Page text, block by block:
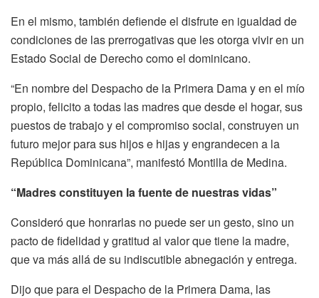
En el mismo, también defiende el disfrute en igualdad de
condiciones de las prerrogativas que les otorga vivir en un
Estado Social de Derecho como el dominicano.
“En nombre del Despacho de la Primera Dama y en el mío
propio, felicito a todas las madres que desde el hogar, sus
puestos de trabajo y el compromiso social, construyen un
futuro mejor para sus hijos e hijas y engrandecen a la
República Dominicana”, manifestó Montilla de Medina.
“Madres constituyen la fuente de nuestras vidas”
Consideró que honrarlas no puede ser un gesto, sino un
pacto de fidelidad y gratitud al valor que tiene la madre,
que va más allá de su indiscutible abnegación y entrega.
Dijo que para el Despacho de la Primera Dama, las